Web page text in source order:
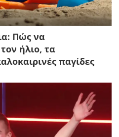
Πώς να
ήλιο, τα
παγίδες